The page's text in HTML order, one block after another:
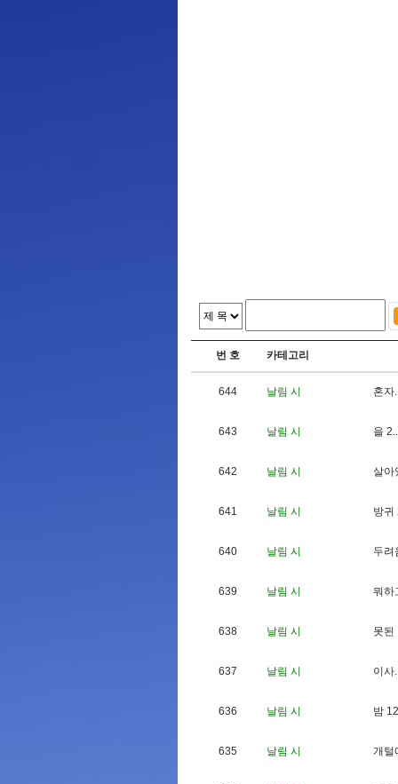
번 호 카테고리
644 날림 시 혼자.
643 날림 시 을 2..
642 날림 시 살아
641 날림 시 방귀
640 날림 시 두려
639 날림 시 뭐하
638 날림 시 못된
637 날림 시 이 사.
636 날림 시 밤 12
635 날림 시 개 털